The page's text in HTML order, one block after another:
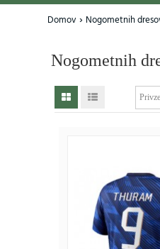
Domov Nogometnih
Nogometnih